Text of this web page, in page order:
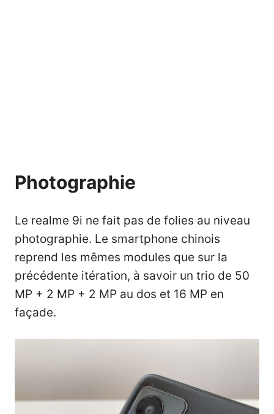
Photographie
Le realme 9i ne fait pas de folies au niveau
photographie. Le smartphone chinois
reprend les mêmes modules que sur la
précédente itération, à savoir un trio de 50
MP + 2 MP + 2 MP au dos et 16 MP en
façade.